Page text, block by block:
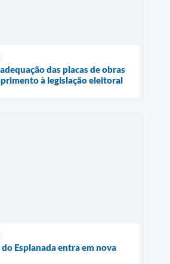
das placas de obras
à legislação eleitoral
Esplanada entra em nova